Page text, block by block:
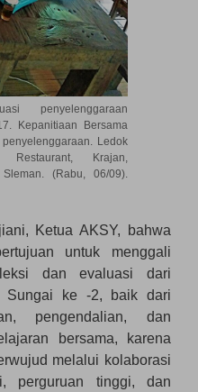
penyelenggaraan
Kepanitiaan Bersama
Ledok
Krajan,
(Rabu, 06/09).
Ketua AKSY, bahwa
untuk menggali
dan evaluasi dari
Sungai ke -2, baik dari
pengendalian, dan
bersama, karena
melalui kolaborasi
perguruan tinggi, dan